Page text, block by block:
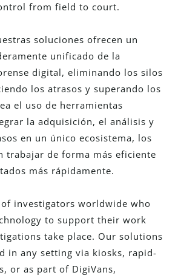
from field to court.
soluciones ofrecen un
unificado de la
digital, eliminando los silos
los atrasos y superando los
el uso de herramientas
la adquisición, el análisis y
en un único ecosistema, los
trabajar de forma más eficiente
más rápidamente.
of investigators worldwide who
to support their work
take place. Our solutions
in any setting via kiosks, rapid-
or as part of DigiVans,